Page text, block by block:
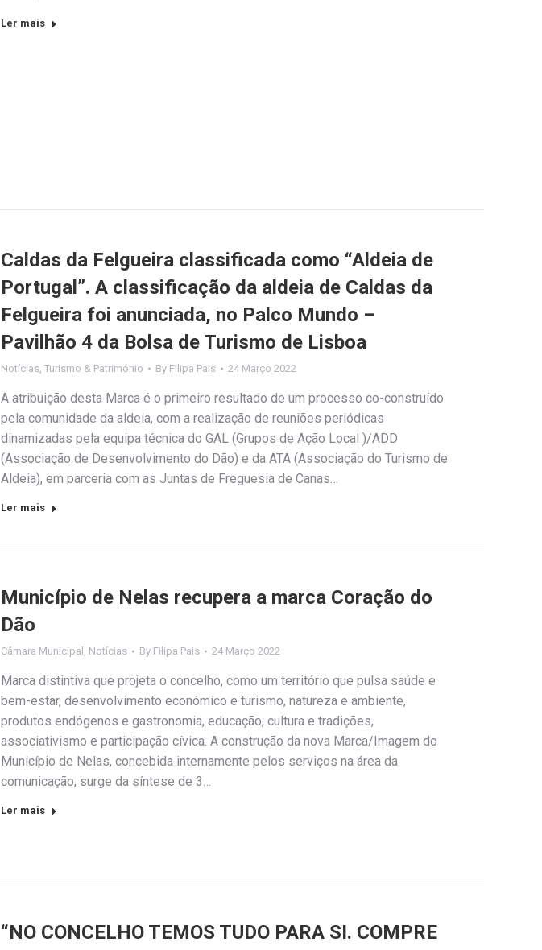
Ler mais
Caldas da Felgueira classificada como “Aldeia de
Portugal”. A classificação da aldeia de Caldas da
Felgueira foi anunciada, no Palco Mundo –
Pavilhão 4 da Bolsa de Turismo de Lisboa
Notícias Turismo & Património By Filipa Pais 24 Março 2022
A atribuição desta Marca é o primeiro resultado de um processo co-construído
pela comunidade da aldeia, com a realização de reuniões periódicas
dinamizadas pela equipa técnica do GAL (Grupos de Ação Local )/ADD
(Associação de Desenvolvimento do Dão) e da ATA (Associação do Turismo de
Aldeia), em parceria com as Juntas de Freguesia de Canas…
Ler mais
Município de Nelas recupera a marca Coração do
Dão
Câmara Municipal Notícias By Filipa Pais 24 Março 2022
Marca distintiva que projeta o concelho, como um território que pulsa saúde e
bem-estar, desenvolvimento económico e turismo, natureza e ambiente,
produtos endógenos e gastronomia, educação, cultura e tradições,
associativismo e participação cívica. A construção da nova Marca/Imagem do
Município de Nelas, concebida internamente pelos serviços na área da
comunicação, surge da síntese de 3…
Ler mais
“NO CONCELHO TEMOS TUDO PARA SI. COMPRE